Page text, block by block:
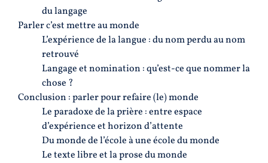
du langage
Parler c’est mettre au monde
L’expérience de la langue : du nom perdu au nom
retrouvé
Langage et nomination : qu’est-ce que nommer la
chose ?
Conclusion : parler pour refaire (le) monde
Le paradoxe de la prière : entre espace
d’expérience et horizon d’attente
Du monde de l’école à une école du monde
Le texte libre et la prose du monde